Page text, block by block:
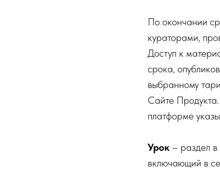
По окончании
кураторами,
Доступ к
срока,
выбранному
Сайте
платформе
Урок – раздел
включающий в